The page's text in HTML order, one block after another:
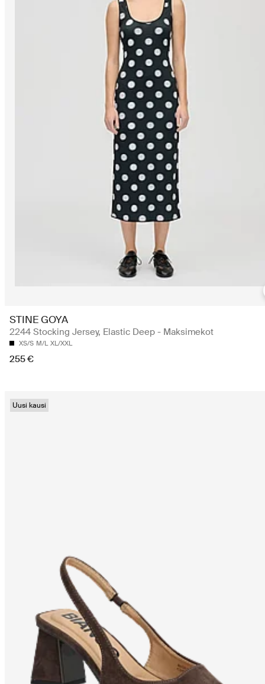
STINE GOYA
2244 Stocking Jersey, Elastic Deep - Maksimekot
XS/S M/L XL/XXL
255 €
Uusi kausi